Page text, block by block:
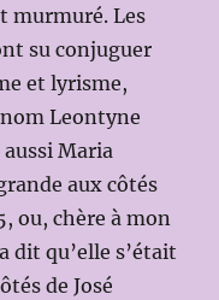
murmuré. Les
su conjuguer
et lyrisme,
Leontyne
Maria
aux côtés
ou, chère à mon
dit qu’elle s’était
de José